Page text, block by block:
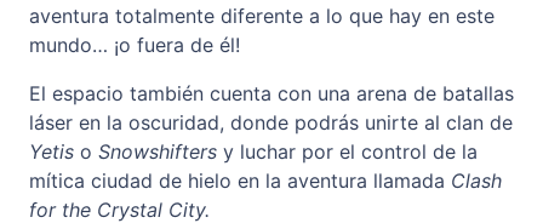
aventura totalmente diferente a lo que hay en este
mundo… ¡o fuera de él!
El espacio también cuenta con una arena de batallas
láser en la oscuridad, donde podrás unirte al clan de
Yetis o Snowshifters y luchar por el control de la
mítica ciudad de hielo en la aventura llamada Clash
for the Crystal City.